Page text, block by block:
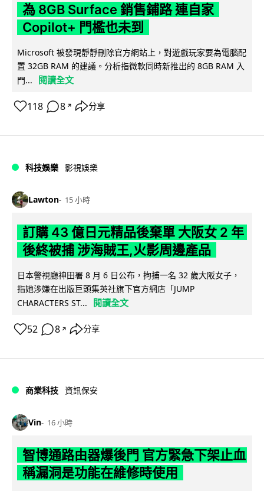
為 8GB Surface 銷售鋪路 連自家
Copilot+ 門檻也未到
Microsoft 被發現靜靜刪除官方網站上，對遊戲玩家要為電腦配
置 32GB RAM 的建議。分析指微軟同時新推出的 8GB RAM 入
門...
閱讀全文
118 8 ↗ 分享
科技娛樂 影視娛樂
Lawton 15 小時
訂購 43 億日元精品後棄單 大阪女 2 年
後終被捕 涉海賊王,火影周邊產品
日本警視廳神田署 8 月 6 日公布，拘捕一名 32 歲大阪女子，
指她涉嫌在出版巨頭集英社旗下官方網店「JUMP
CHARACTERS ST...
閱讀全文
52 8 ↗ 分享
商業科技 資訊保安
Vin 16 小時
智博通路由器爆後門 官方緊急下架止血
稱漏洞是功能在維修時使用